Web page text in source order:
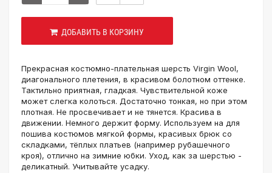
ДОБАВИТЬ В КОРЗИНУ
Прекрасная костюмно-плательная шерсть Virgin Wool,
диагонального плетения, в красивом болотном оттенке.
Тактильно приятная, гладкая. Чувствительной коже
может слегка колоться. Достаточно тонкая, но при этом
плотная. Не просвечивает и не тянется. Красива в
движении. Немного держит форму. Используем на для
пошива костюмов мягкой формы, красивых брюк со
складками, тёплых платьев (например рубашечного
кроя), отлично на зимние юбки. Уход, как за шерстью -
деликатный. Учитывайте усадку.